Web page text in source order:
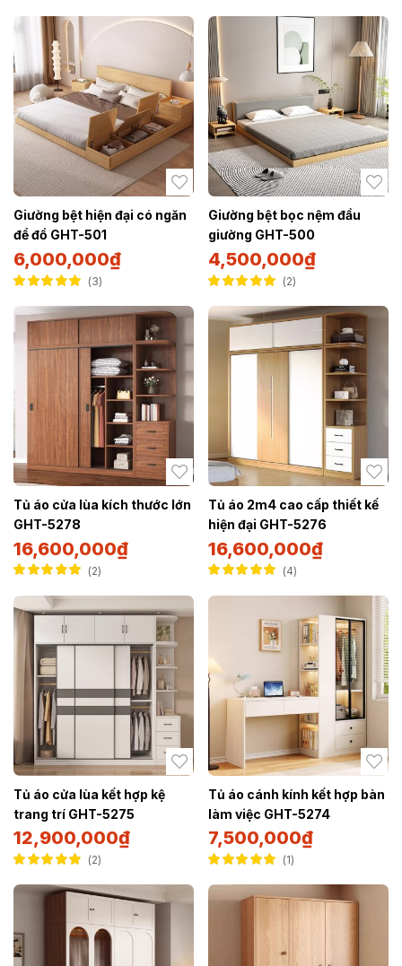
5.00
5 sao
5.005 sao
Giường bệt hiện đại có ngăn
để đồ GHT-501
6,000,000₫
5.005 sao
3
Giường bệt bọc nệm đầu
giường GHT-500
4,500,000₫
5.005 sao
2
Tủ áo cửa lùa kích thước lớn
GHT-5278
16,600,000₫
5.005 sao
2
Tủ áo 2m4 cao cấp thiết kế
hiện đại GHT-5276
16,600,000₫
5.005 sao
4
Tủ áo cửa lùa kết hợp kệ
trang trí GHT-5275
12,900,000₫
5.005 sao
2
Tủ áo cánh kính kết hợp bàn
làm việc GHT-5274
7,500,000₫
5.005 sao
1